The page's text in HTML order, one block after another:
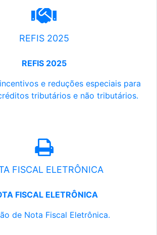
REFIS 2025
REFIS 2025
e reduções especiais para
tributários e não tributários.
FISCAL ELETRÔNICA
FISCAL ELETRÔNICA
de Nota Fiscal Eletrônica.